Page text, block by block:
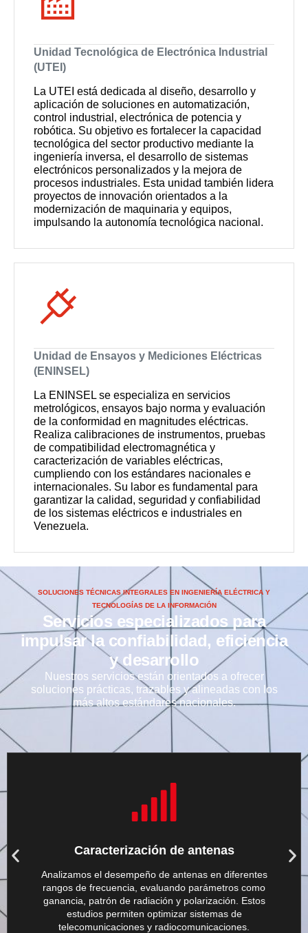
Unidad Tecnológica de Electrónica Industrial
(UTEI)
La UTEI está dedicada al diseño, desarrollo y
aplicación de soluciones en automatización,
control industrial, electrónica de potencia y
robótica. Su objetivo es fortalecer la capacidad
tecnológica del sector productivo mediante la
ingeniería inversa, el desarrollo de sistemas
electrónicos personalizados y la mejora de
procesos industriales. Esta unidad también lidera
proyectos de innovación orientados a la
modernización de maquinaria y equipos,
impulsando la autonomía tecnológica nacional.
Unidad de Ensayos y Mediciones Eléctricas
(ENINSEL)
La ENINSEL se especializa en servicios
metrológicos, ensayos bajo norma y evaluación
de la conformidad en magnitudes eléctricas.
Realiza calibraciones de instrumentos, pruebas
de compatibilidad electromagnética y
caracterización de variables eléctricas,
cumpliendo con los estándares nacionales e
internacionales. Su labor es fundamental para
garantizar la calidad, seguridad y confiabilidad
de los sistemas eléctricos e industriales en
Venezuela.
SOLUCIONES TÉCNICAS INTEGRALES EN INGENIERÍA ELÉCTRICA Y
TECNOLOGÍAS DE LA INFORMACIÓN
Servicios especializados para
impulsar la confiabilidad, eficiencia
y desarrollo
Nuestros servicios están orientados a ofrecer
soluciones prácticas, trazables y alineadas con los
más altos estándares nacionales.
Caracterización de antenas
Analizamos el desempeño de antenas en diferentes
rangos de frecuencia, evaluando parámetros como
ganancia, patrón de radiación y polarización. Estos
estudios permiten optimizar sistemas de
telecomunicaciones y radiocomunicaciones.
hardware, instituciones científicas y sectores productivos
inalámbrica.
Auditoría